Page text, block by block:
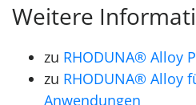
Weitere
zu RHODUNA® Alloy
zu RHODUNA® Alloy
Anwendungen